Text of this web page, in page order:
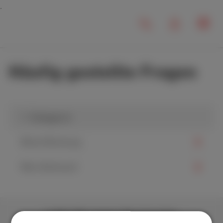
Häufig gestellte Fragen
Laden Sie unsere App herunter